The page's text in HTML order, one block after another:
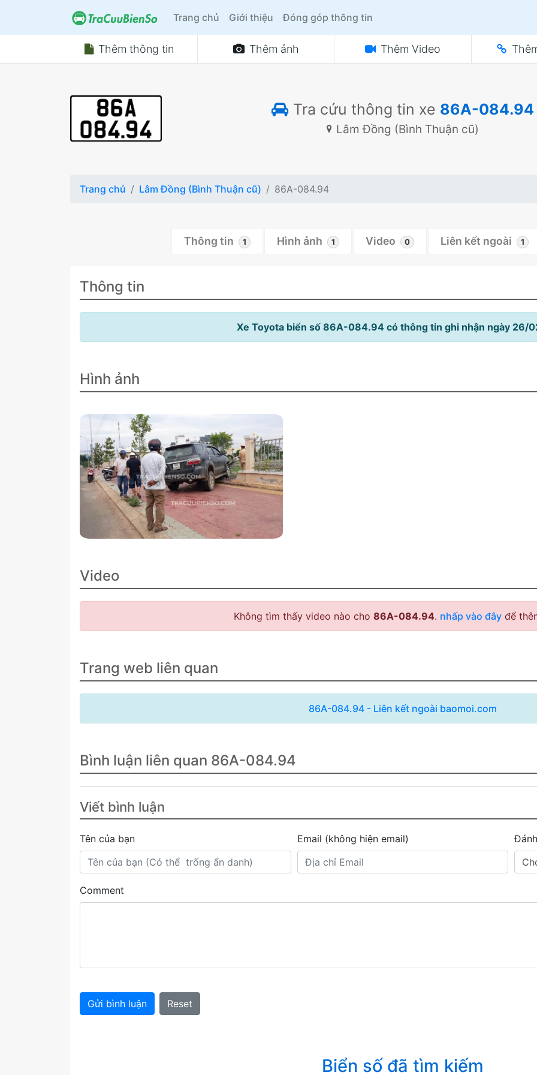
Trang chủ Giới thiệu Đóng góp thông tin
Thêm thông tin Thêm ảnh Thêm Video
Tra cứu thông tin xe 86A-084.94
Lâm Đồng (Bình Thuận cũ)
Trang chủ Lâm Đồng (Bình Thuận cũ) 86A-084.94
Thông tin 1 Hình ảnh 1 Video 0 Liên kết ngoài 1
Thông tin
Xe Toyota biển số 86A-084.94 có thông tin ghi nhận ngày 26/
Hình ảnh
Video
Không tìm thấy video nào cho 86A-084.94. nhấp vào đâyđể
Trang web liên quan
86A-084.94 - Liên kết ngoài baomoi.com
Bình luận liên quan 86A-084.94
Viết bình luận
Tên của bạn Email (không hiện email)
Comment
Gửi bình luận Reset
Biển số đã tìm kiếm